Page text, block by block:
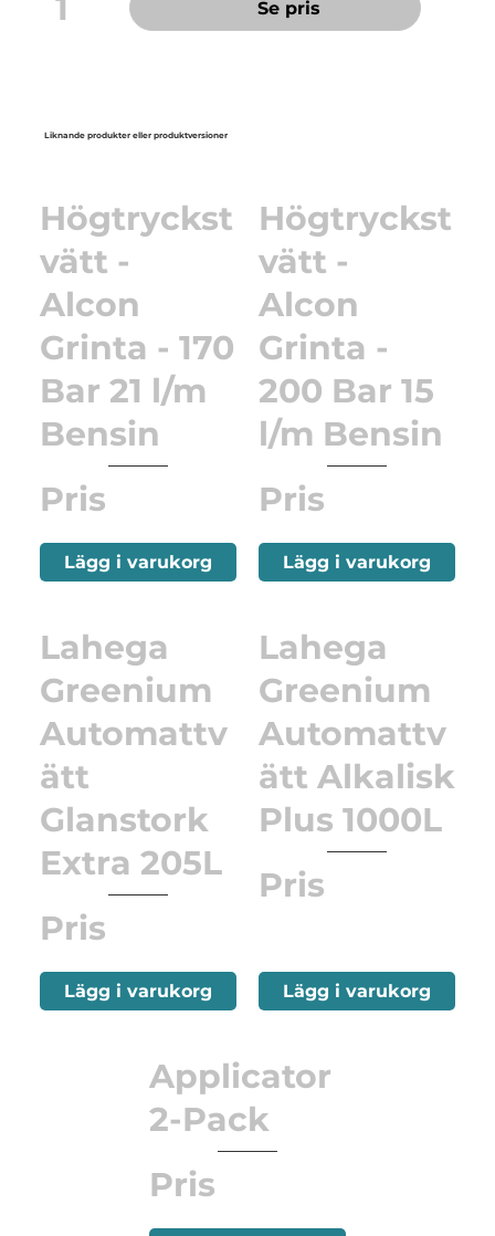
Se pris
Liknande produkter eller produktversioner
Högtryckst
vätt -
Alcon
Grinta - 170
Bar 21 l/m
Bensin
Pris
Lägg i varukorg
Högtryckst
vätt -
Alcon
Grinta -
200 Bar 15
l/m Bensin
Pris
Lägg i varukorg
Lahega
Greenium
Automattv
ätt
Glanstork
Extra 205L
Pris
Lägg i varukorg
Lahega
Greenium
Automattv
ätt Alkalisk
Plus 1000L
Pris
Lägg i varukorg
Applicator
2-Pack
Pris